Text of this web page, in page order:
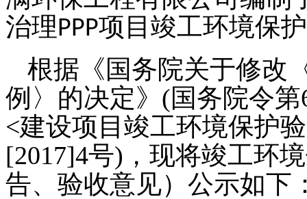
治理PPP项目竣工环境保
根据《国务院关于修改
例〉的决定》 (国务院令
<建设项目竣工环境保护
[2017]4号)，现将竣工环
告、验收意见）公示如下